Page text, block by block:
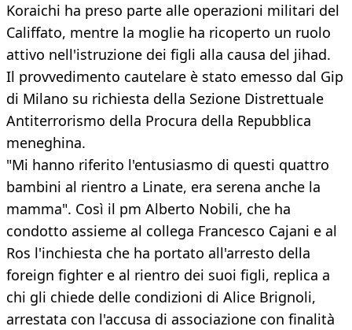
Koraichi ha preso parte alle operazioni militari del
Califfato, mentre la moglie ha ricoperto un ruolo
attivo nell'istruzione dei figli alla causa del jihad.
Il provvedimento cautelare è stato emesso dal Gip
di Milano su richiesta della Sezione Distrettuale
Antiterrorismo della Procura della Repubblica
meneghina.
"Mi hanno riferito l'entusiasmo di questi quattro
bambini al rientro a Linate, era serena anche la
mamma". Così il pm Alberto Nobili, che ha
condotto assieme al collega Francesco Cajani e al
Ros l'inchiesta che ha portato all'arresto della
foreign fighter e al rientro dei suoi figli, replica a
chi gli chiede delle condizioni di Alice Brignoli,
arrestata con l'accusa di associazione con finalità